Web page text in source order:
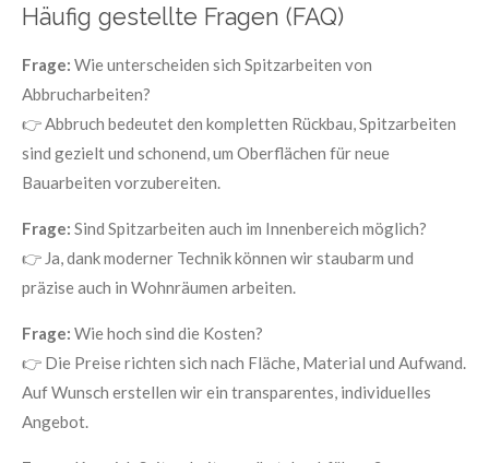
Häufig gestellte Fragen (FAQ)
Frage: Wie unterscheiden sich Spitzarbeiten von
Abbrucharbeiten?
👉 Abbruch bedeutet den kompletten Rückbau, Spitzarbeiten
sind gezielt und schonend, um Oberflächen für neue
Bauarbeiten vorzubereiten.
Frage: Sind Spitzarbeiten auch im Innenbereich möglich?
👉 Ja, dank moderner Technik können wir staubarm und
präzise auch in Wohnräumen arbeiten.
Frage: Wie hoch sind die Kosten?
👉 Die Preise richten sich nach Fläche, Material und Aufwand.
Auf Wunsch erstellen wir ein transparentes, individuelles
Angebot.